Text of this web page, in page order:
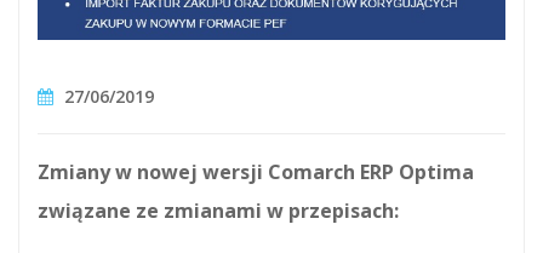
27/06/2019
Zmiany w nowej wersji Comarch ERP Optima
związane ze zmianami w przepisach: